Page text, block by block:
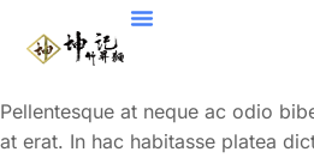
Pellentesque at neque ac odio
at erat. In hac habitasse platea